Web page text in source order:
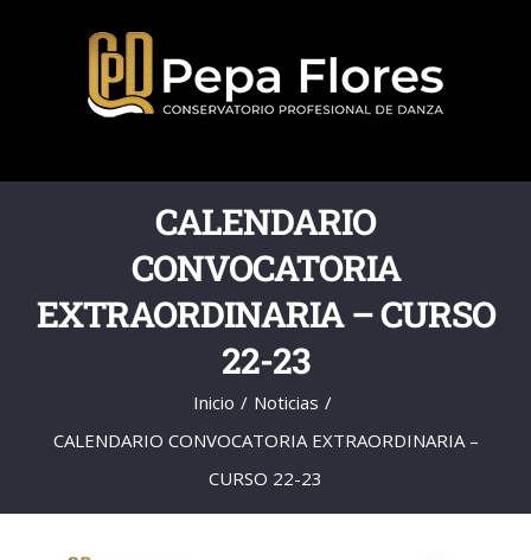
CALENDARIO
CONVOCATORIA
EXTRAORDINARIA – CURSO
22-23
Inicio
Noticias
CALENDARIO CONVOCATORIA EXTRAORDINARIA –
CURSO 22-23